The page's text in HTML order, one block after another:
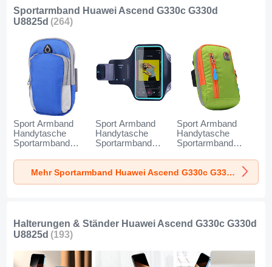
Sportarmband Huawei Ascend G330c G330d
U8825d (264)
Sport Armband
Handytasche
Sportarmband
Universal A11 für
Huawei Ascend
G330c G330d
Sport Armband
Handytasche
Sportarmband
Universal G03 für
Huawei Ascend
G330c G330d
Sport Armband
Handytasche
Sportarmband
Universal A10 für
Huawei Ascend
G330c G330d
Mehr Sportarmband Huawei Ascend G330c G330d U8825d
Halterungen & Ständer Huawei Ascend G330c G330d
U8825d (193)